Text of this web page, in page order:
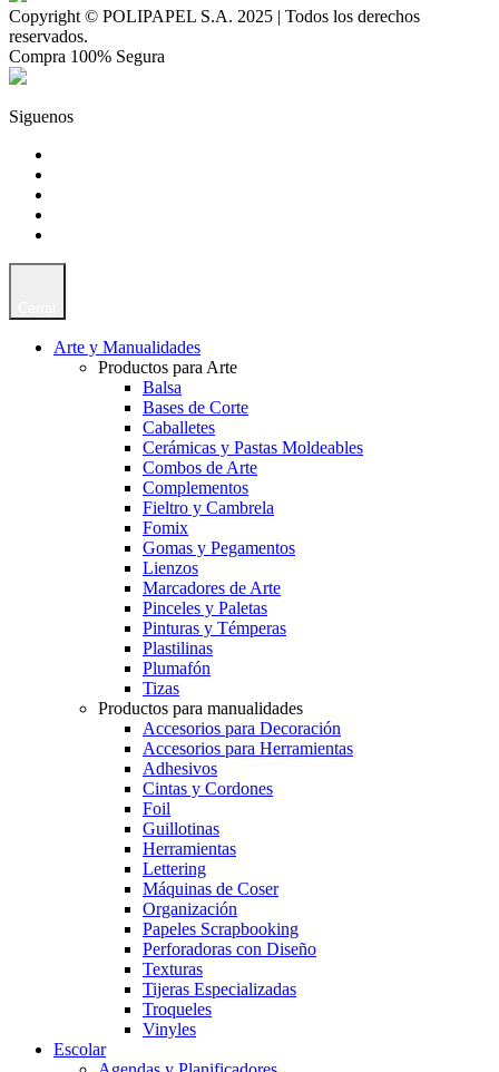
Copyright © POLIPAPEL S.A. 2025 | Todos los derechos
reservados.
Compra 100% Segura
Siguenos
Arte y Manualidades
Productos para Arte
Balsa
Bases de Corte
Caballetes
Cerámicas y Pastas Moldeables
Combos de Arte
Complementos
Fieltro y Cambrela
Fomix
Gomas y Pegamentos
Lienzos
Marcadores de Arte
Pinceles y Paletas
Pinturas y Témperas
Plastilinas
Plumafón
Tizas
Productos para manualidades
Accesorios para Decoración
Accesorios para Herramientas
Adhesivos
Cintas y Cordones
Foil
Guillotinas
Herramientas
Lettering
Máquinas de Coser
Organización
Papeles Scrapbooking
Perforadoras con Diseño
Texturas
Tijeras Especializadas
Troqueles
Vinyles
Escolar